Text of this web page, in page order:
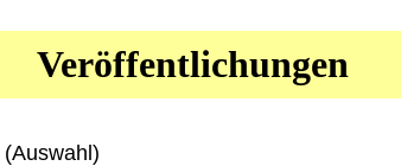
Veröffentlichungen